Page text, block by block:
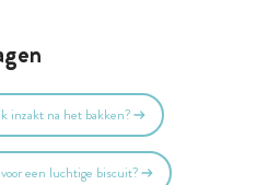
inzakt na het bakken?
een luchtige biscuit?